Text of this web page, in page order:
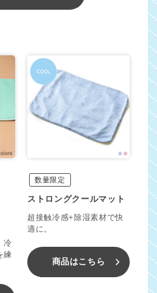
冷
練
数量限定
ストロングクールマット
超接触冷感+除湿素材で快
適に。
商品はこちら